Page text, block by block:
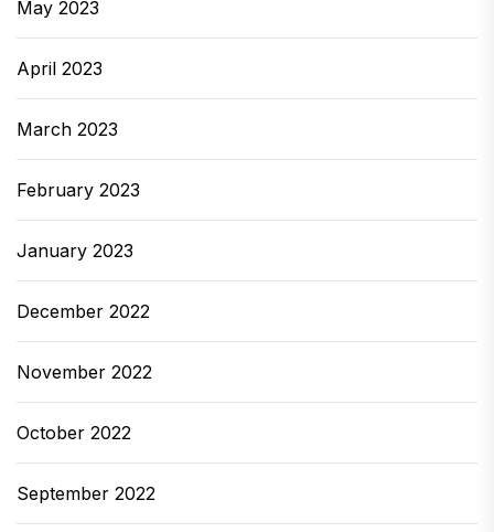
May 2023
April 2023
March 2023
February 2023
January 2023
December 2022
November 2022
October 2022
September 2022